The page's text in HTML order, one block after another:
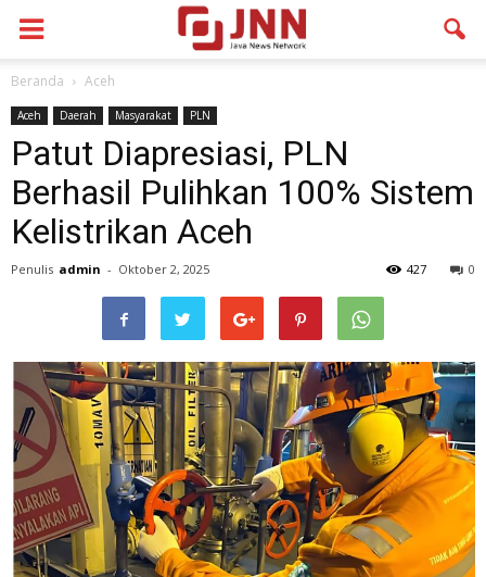
Beranda Aceh
Aceh Daerah Masyarakat PLN
Patut Diapresiasi, PLN
Berhasil Pulihkan 100% Sistem
Kelistrikan Aceh
Penulis admin - Oktober 2, 2025 0
427